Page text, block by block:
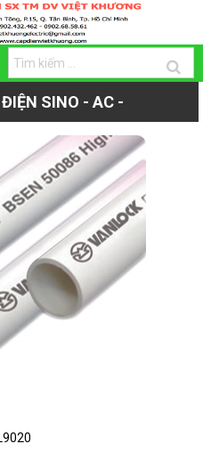
QUAY
LẠI
SẢN
CÁP
LẠI
SINO - AC -
PHÁT